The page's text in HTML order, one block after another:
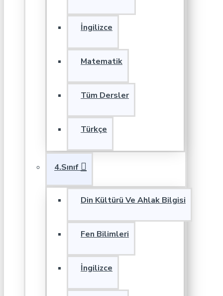
İngilizce
Matematik
Tüm Dersler
Türkçe
4.Sınıf
Din Kültürü Ve Ahlak Bilgisi
Fen Bilimleri
İngilizce